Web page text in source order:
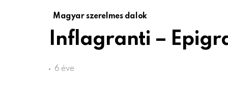
Magyar szerelmes dalok
Inflagranti –
6 éve